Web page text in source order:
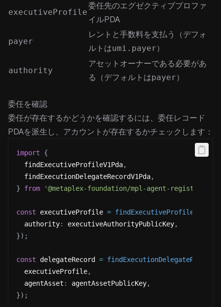
executiveProfile
委任先のエグゼクティブプロファ
イルPDA
payer
レントと手数料を支払う（デフォ
ルトはumi.payer）
authority
アセットオーナーである必要があ
る（デフォルトはpayer）
委任を確認
委任が存在するかどうかを確認するには、委任レコード
PDAを派生し、アカウントが存在するかチェックします：
import
{
  findExecutiveProfileV1Pda
,
  findExecutionDelegateRecordV1Pda
,
}
from '@metaplex-foundation/mpl-agent-registry'
const executiveProfile = findExecutiveProfileV1Pda
  authority
: executiveAuthorityPublicKey,
}) ;
const delegateRecord =
  executiveProfile
,
  agentAsset
: agentAssetPublicKey,
}) ;